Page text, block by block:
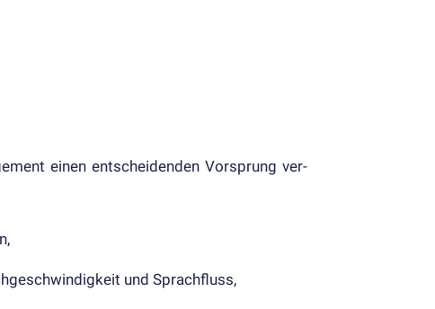
einen ent­scheiden­den Vor­sprung ver­
und Sprach­fluss,